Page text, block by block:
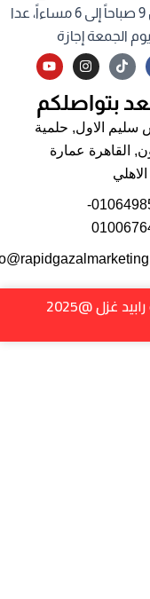
يومياً من 9 صباحاً إلى 6 مساءاً، عدا
الجمعة إجازة
n
t
a
g
a
Y
o
t
u
b
بتواصلكم
الاول, حلمية
القاهرة عمارة
01064985451-
@2025